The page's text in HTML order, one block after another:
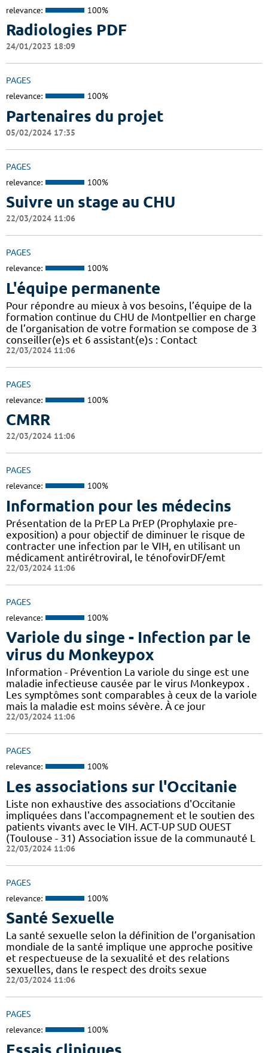
relevance: 100%
Radiologies PDF
24/01/2023 18:09
PAGES
relevance: 100%
Partenaires du projet
05/02/2024 17:35
PAGES
relevance: 100%
Suivre un stage au CHU
22/03/2024 11:06
PAGES
relevance: 100%
L'équipe permanente
Pour répondre au mieux à vos besoins, l’équipe de la
formation continue du CHU de Montpellier en charge
de l’organisation de votre formation se compose de 3
conseiller(e)s et 6 assistant(e)s : Contact
22/03/2024 11:06
PAGES
relevance: 100%
CMRR
22/03/2024 11:06
PAGES
relevance: 100%
Information pour les médecins
Présentation de la PrEP La PrEP (Prophylaxie pre-
exposition) a pour objectif de diminuer le risque de
contracter une infection par le VIH, en utilisant un
médicament antirétroviral, le ténofovirDF/emt
22/03/2024 11:06
PAGES
relevance: 100%
Variole du singe - Infection par le
virus du Monkeypox
Information - Prévention La variole du singe est une
maladie infectieuse causée par le virus Monkeypox .
Les symptômes sont comparables à ceux de la variole
mais la maladie est moins sévère. À ce jour
22/03/2024 11:06
PAGES
relevance: 100%
Les associations sur l'Occitanie
Liste non exhaustive des associations d'Occitanie
impliquées dans l'accompagnement et le soutien des
patients vivants avec le VIH. ACT-UP SUD OUEST
(Toulouse - 31) Association issue de la communauté L
22/03/2024 11:06
PAGES
relevance: 100%
Santé Sexuelle
La santé sexuelle selon la définition de l’organisation
mondiale de la santé implique une approche positive
et respectueuse de la sexualité et des relations
sexuelles, dans le respect des droits sexue
22/03/2024 11:06
PAGES
relevance: 100%